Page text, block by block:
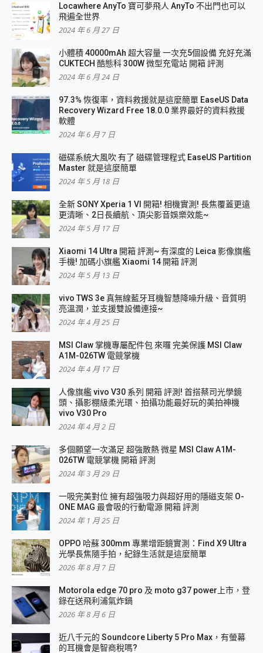
Locawhere AnyTo 寶可夢飛人 AnyTo 不出門也可以
飛遍全世界
2024 年 6 月 27 日
小體積 40000mAh 超大容量 一次充5個設備 充好充滿
CUKTECH 酷態科 300W 微型充電站 開箱 評測
2024 年 6 月 24 日
97.3% 恢復率，資料救援就是這麼簡單 EaseUS Data
Recovery Wizard Free 18.0.0 業界最好的資料救援
軟體
2024 年 6 月 7 日
磁碟系統大風吹 有了 磁碟管理程式 EaseUS Partition
Master 就是這麼簡單
2024 年 5 月 18 日
全新 SONY Xperia 1 VI 開箱! 相機實測! 長焦覆蓋更遠
更清晰、2日長續航、頂尖影音娛樂效能~
2024 年 5 月 17 日
Xiaomi 14 Ultra 開箱 評測~ 有深度的 Leica 影像旗艦
手機! 加碼小旗艦 Xiaomi 14 開箱 評測
2024 年 5 月 13 日
vivo TWS 3e 真無線藍牙耳機智慧降噪升級、音質明
亮溫潤，並支援雙設備連接~
2024 年 4 月 25 日
MSI Claw 掌機專屬配件包 來囉 完美保護 MSI Claw
A1M-026TW 電競掌機
2024 年 4 月 17 日
人像旗艦 vivo V30 系列 開箱 評測! 首搭蔡司光學鏡
頭、攝影棚級柔光環、拍攝功能最好玩的美拍神機
vivo V30 Pro
2024 年 4 月 2 日
多個願望一次滿足 超強散熱 微星 MSI Claw A1M-
026TW 電競掌機 開箱 評測
2024 年 3 月 29 日
一吸完美對位 擁有超強吸力與超好用的隱磁支架 O-
ONE MAG 最會吸的行動電源 開箱 評測
2024 年 1 月 25 日
OPPO 哈蘇 300mm 專業增距鏡實測：Find X9 Ultra
光學長焦隨手拍，紀錄生活就是這麼簡單
2026 年 8 月 7 日
Motorola edge 70 pro 及 moto g37 power上市，登
錄在送飛利浦氣炸鍋
2026 年 8 月 6 日
近八千元的 Soundcore Liberty 5 Pro Max，有螢幕
的耳機會是智商稅嗎?